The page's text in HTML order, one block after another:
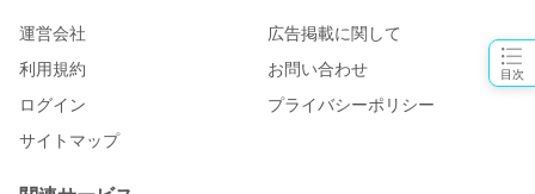
目次
運営会社
広告掲載に関して
利用規約
お問い合わせ
ログイン
プライバシーポリシー
サイトマップ